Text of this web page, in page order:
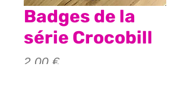
Badges de la
série Crocobill
2,00 €Prix